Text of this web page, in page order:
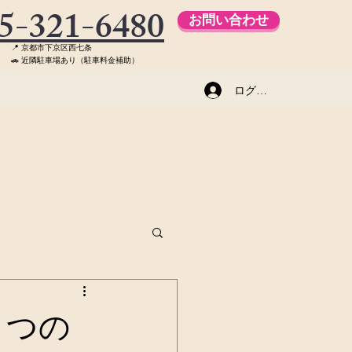
321-6480 お問い合わせ
📍 京都市下京区西七条
🚗 近隣駐車場あり（駐車料金補助）
ログイン
の